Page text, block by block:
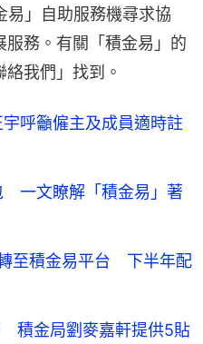
易」自助服務機尋求協
務。有關「積金易」的
我們」找到。
呼籲僱主及成員適時註
一文瞭解「積金易」著
至積金易平台 下半年配
積金局劉麥嘉軒提供5貼